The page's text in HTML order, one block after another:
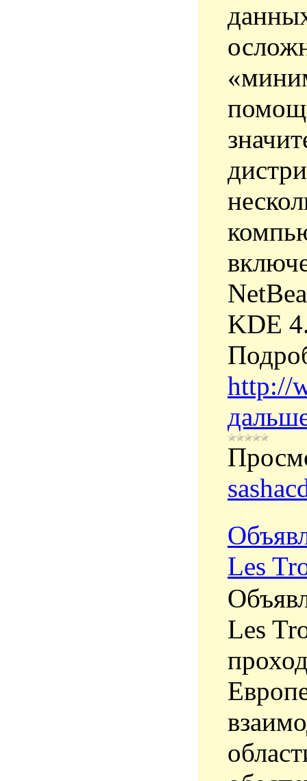
KDE
http://
Les
Les